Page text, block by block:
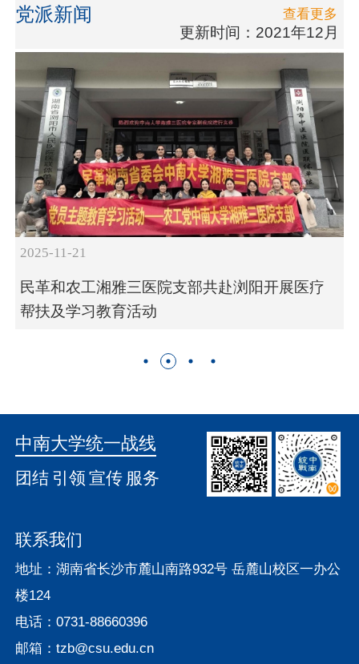
更新时间：2021年12月
党派新闻 查看更多
2025-11-21
民革和农工湘雅三医院支部共赴浏阳开展医疗
帮扶及学习教育活动
中南大学统一战线
团结 引领 宣传 服务
联系我们
地址：湖南省长沙市麓山南路932号 岳麓山校区一办公
楼124
电话：0731-88660396
邮箱：tzb@csu.edu.cn